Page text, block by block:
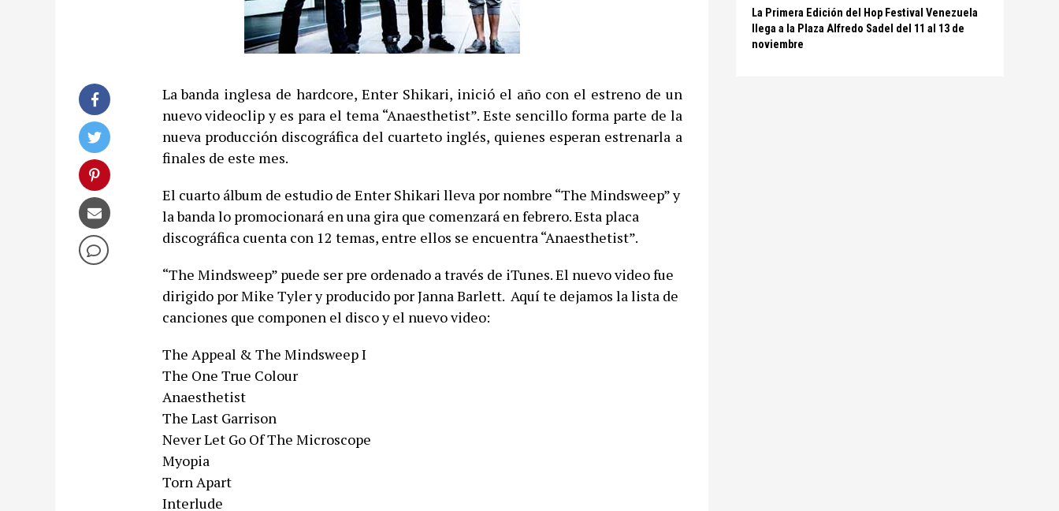
La banda inglesa de hardcore, Enter Shikari, inició el año con el estreno de un
nuevo videoclip y es para el tema “Anaesthetist”. Este sencillo forma parte de la
nueva producción discográfica del cuarteto inglés, quienes esperan estrenarla a
finales de este mes.
El cuarto álbum de estudio de Enter Shikari lleva por nombre “The Mindsweep” y
la banda lo promocionará en una gira que comenzará en febrero. Esta placa
discográfica cuenta con 12 temas, entre ellos se encuentra “Anaesthetist”.
“The Mindsweep” puede ser pre ordenado a través de iTunes. El nuevo video fue
dirigido por Mike Tyler y producido por Janna Barlett. Aquí te dejamos la lista de
canciones que componen el disco y el nuevo video:
The Appeal & The Mindsweep I
The One True Colour
Anaesthetist
The Last Garrison
Never Let Go Of The Microscope
Myopia
Torn Apart
Interlude
La Primera Edición del Hop Festival Venezuela
llega a la Plaza Alfredo Sadel del 11 al 13 de
noviembre